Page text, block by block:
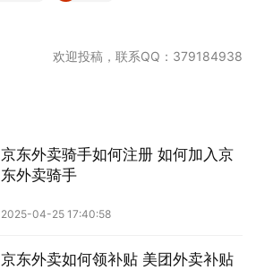
欢迎投稿，联系QQ：379184938
京东外卖骑手如何注册 如何加入京
东外卖骑手
2025-04-25 17:40:58
京东外卖如何领补贴 美团外卖补贴